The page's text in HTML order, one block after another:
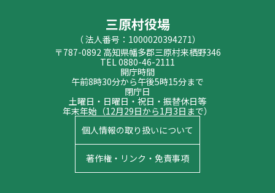
三原村役場
（ 法人番号：1000020394271）
〒787-0892 高知県幡多郡三原村来栖野346
TEL 0880-46-2111
開庁時間
午前8時30分から午後5時15分まで
閉庁日
土曜日・日曜日・祝日・振替休日等
年末年始（12月29日から1月3日まで）
個人情報の取り扱いについて
著作権・リンク・免責事項